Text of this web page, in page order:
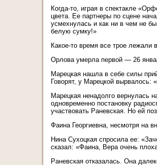
Когда-то, играя в спектакле
цвета. Ее партнеры по сцене
усмехнулась и как ни в чем не
белую сумку!»
Какое-то время все трое
Орлова умерла первой — 26
Марецкая нашла в себе силы
Говорят, у Марецкой вырвалось:
Марецкая ненадолго вернулась
одновременно постановку
участвовать Раневская. Но ей
Фаина Георгиевна, несмотря на
Нина Сухоцкая спросила ее:
сказал: «Фаина, Вера очень
Раневская отказалась. Она